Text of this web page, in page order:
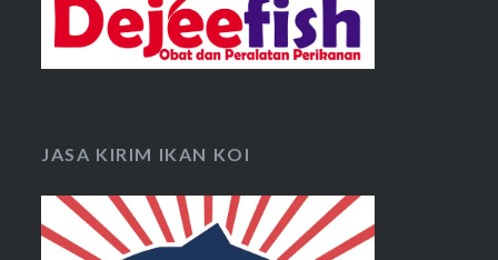
JASA KIRIM IKAN KOI